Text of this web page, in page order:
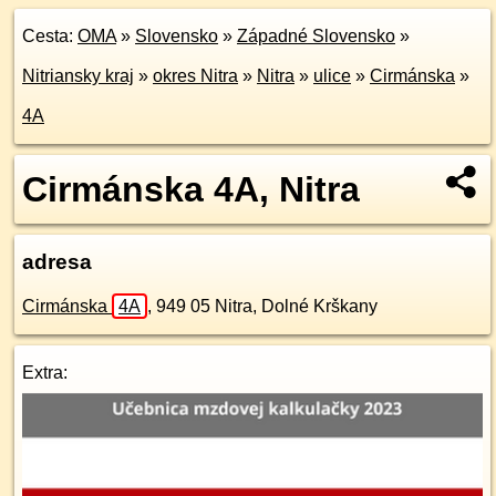
Cesta: OMA» Slovensko » Západné Slovensko »
Nitriansky kraj » okres Nitra » Nitra » ulice » Cirmánska »
4A
Cirmánska 4A, Nitra
adresa
Cirmánska 4A , 949 05 Nitra, Dolné Krškany
Extra: